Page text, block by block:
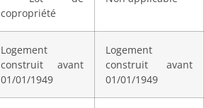
copropriété
Logement
construit avant
01/01/1949
Logement
construit avant
01/01/1949